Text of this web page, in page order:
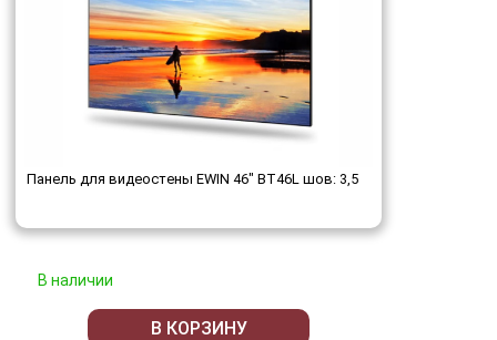
Панель для видеостены EWIN 46" BT46L шов: 3,5
В наличии
В КОРЗИНУ